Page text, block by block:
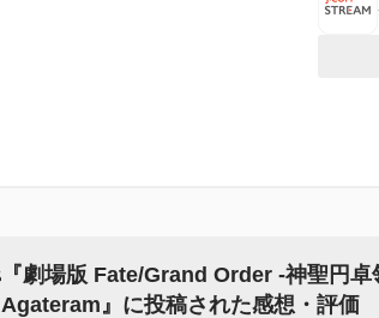
『劇場版 Fate/Grand Order -神聖円
Agateram』に投稿された感想・評価